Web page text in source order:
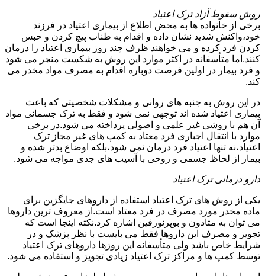
روش سقوط آزاد ترک اعتیاد
برخی از خانواده ها به محض اطلاع از بیماری اعتیاد در فرزند
خود،واکنش شدید نشان داده و اقدام به طناب پیچ کردن و حبس
کردن فرد کرده و می خواهند ظرف چند روز بیماری اعتیاد را درمان
کنند.اما متأسفانه در اکثر موارد این روش به شکست منجر می شود
و فرد بیمار در اولین فرصت دوباره اقدام به مصرف مواد مخدر می
کند.
در این روش به جنبه های روانی و مشکلات شخصیتی که باعث
بیماری اعتیاد شده اند توجهی نمی شود و فقط به ترک جسمانی مواد
آن هم با روشی غیر علمی و اصولی پرداخته می شود.در برخی
موارد با انتقال اجباری فرد معتاد به کمپ های غیر مجاز ترک
اعتیاد،نه تنها اعتیاد فرد درمان نمی شود،بلکه اوضاع بدتر شده و
بیمار از لحاظ جسمی و روحی با آسیب های جدی مواجه می شود.
دارو درمانی ترک اعتیاد
یکی از روش های ترک اعتیاد استفاده از داروهای جایگزین برای
ماده مخدر مورد مصرف در فرد معتاد است.از معروف ترین داروها
می توان به متادون و بوپرنورفین اشاره کرد.نکته اینجا است که
تجویز و مصرف این داروها فقط می بایست با نظر پزشک و در
شرایط خاص باشد ولی متأسفانه این روزها داروهای ترک اعتیاد
توسط کمپ ها و مراکز ترک اعتیاد زیادی تجویز و استفاده می شود.